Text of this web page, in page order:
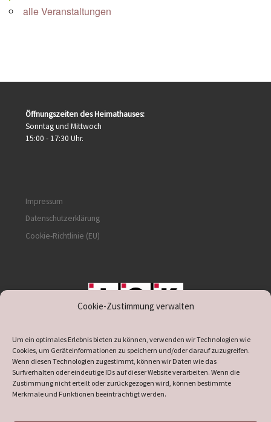
Cookie-Zustimmung verwalten
Um ein optimales Erlebnis bieten zu können, verwenden wir Technologien wie
Cookies, um Geräteinformationen zu speichern und/oder darauf zuzugreifen.
Wenn diesen Technologien zugestimmt, können wir Daten wie das
Surfverhalten oder eindeutige IDs auf dieser Website verarbeiten. Wenn die
Zustimmung nicht erteilt oder zurückgezogen wird, können bestimmte
Merkmale und Funktionen beeinträchtigt werden.
alle Veranstaltungen
Öffnungszeiten des Heimathauses:
Sonntag und Mittwoch
15:00 - 17:30 Uhr.
Impressum
Datenschutzerklärung
Cookie-Richtlinie (EU)
supported by DÖ